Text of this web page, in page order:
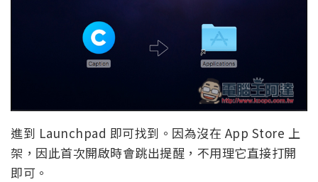
進到 Launchpad 即可找到。因為沒在 App Store 上
架，因此首次開啟時會跳出提醒，不用理它直接打開
即可。